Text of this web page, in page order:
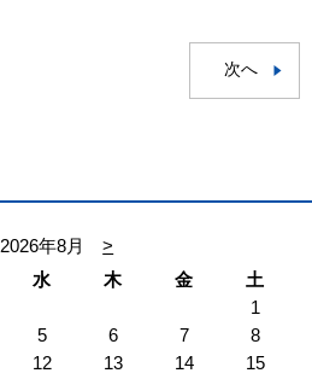
次へ
2026年8月
>
水 木 金
土
1
5 6 7
8
12 13 14
15